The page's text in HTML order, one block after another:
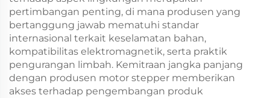
pertimbangan penting, di mana produsen yang
bertanggung jawab mematuhi standar
internasional terkait keselamatan bahan,
kompatibilitas elektromagnetik, serta praktik
pengurangan limbah. Kemitraan jangka panjang
dengan produsen motor stepper memberikan
akses terhadap pengembangan produk